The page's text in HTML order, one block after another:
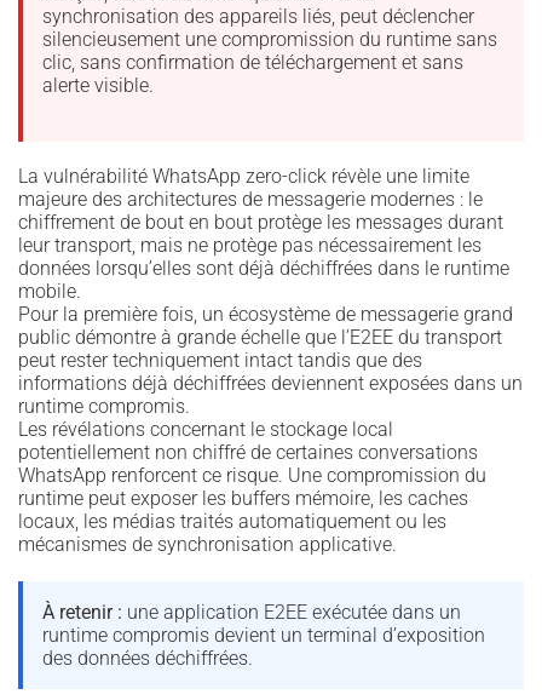
synchronisation des appareils liés, peut déclencher
silencieusement une compromission du runtime sans
clic, sans confirmation de téléchargement et sans
alerte visible.
La vulnérabilité WhatsApp zero-click révèle une limite
majeure des architectures de messagerie modernes : le
chiffrement de bout en bout protège les messages durant
leur transport, mais ne protège pas nécessairement les
données lorsqu’elles sont déjà déchiffrées dans le runtime
mobile.
Pour la première fois, un écosystème de messagerie grand
public démontre à grande échelle que l’E2EE du transport
peut rester techniquement intact tandis que des
informations déjà déchiffrées deviennent exposées dans un
runtime compromis.
Les révélations concernant le stockage local
potentiellement non chiffré de certaines conversations
WhatsApp renforcent ce risque. Une compromission du
runtime peut exposer les buffers mémoire, les caches
locaux, les médias traités automatiquement ou les
mécanismes de synchronisation applicative.
À retenir : une application E2EE exécutée dans un
runtime compromis devient un terminal d’exposition
des données déchiffrées.